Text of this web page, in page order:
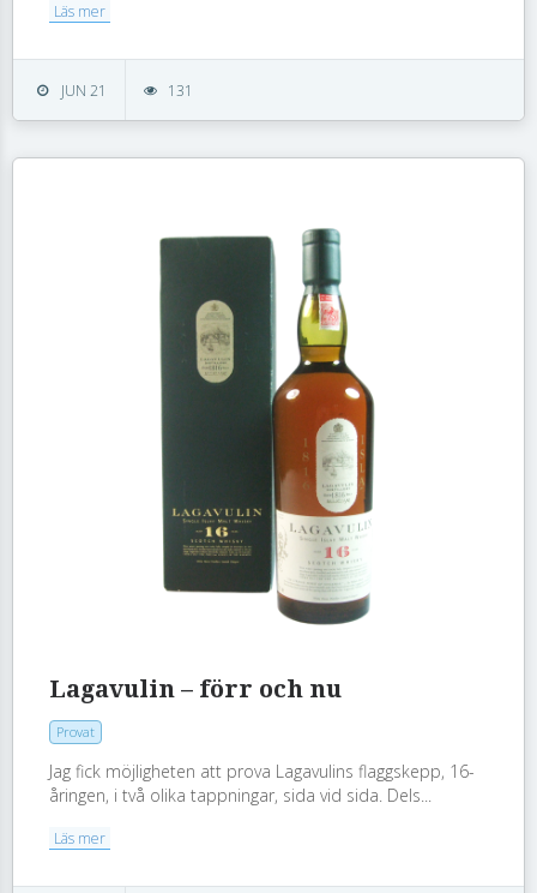
Läs mer
JUN 21 131
Lagavulin – förr och nu
Provat
Jag fick möjligheten att prova Lagavulins flaggskepp, 16-
åringen, i två olika tappningar, sida vid sida. Dels...
Läs mer